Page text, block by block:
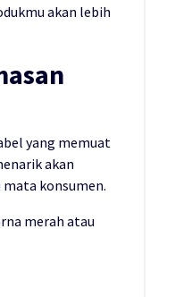
akan lebih
yang memuat
akan
konsumen.
merah atau